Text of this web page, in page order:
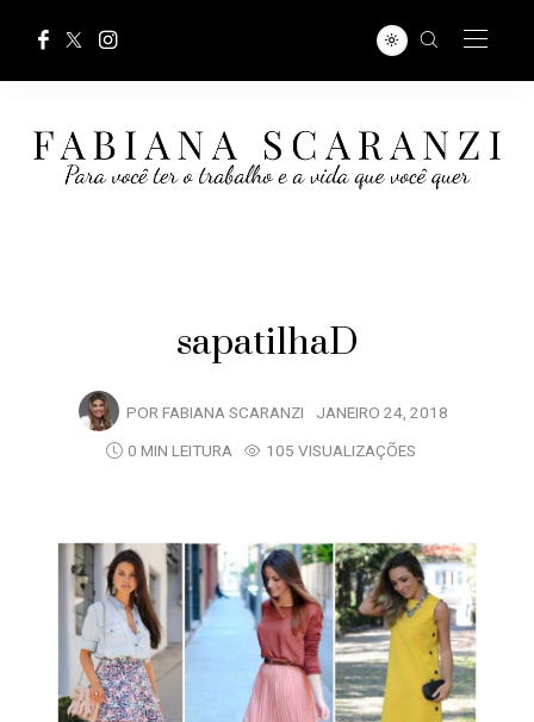
sapatilhaD
POR FABIANA SCARANZI JANEIRO 24, 2018
0 MIN LEITURA
105 VISUALIZAÇÕES